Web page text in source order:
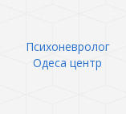
Психоневролог
Одеса центр